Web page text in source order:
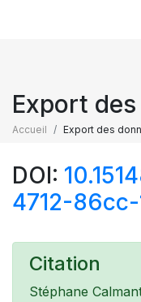
Export
Accueil Export des
DOI:
4712-
Citation
Stéphane